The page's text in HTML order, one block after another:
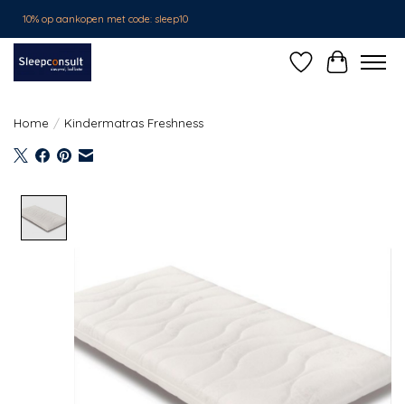
10% op aankopen met code: sleep10
Verlanglijst
Home / Kindermatras Freshness